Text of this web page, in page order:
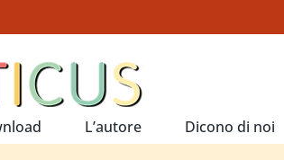
L’autore Dicono di noi